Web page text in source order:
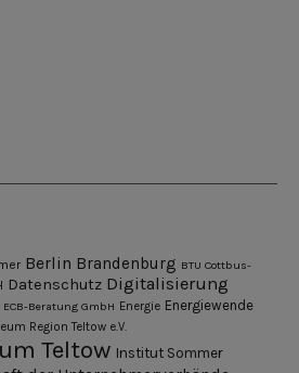
Berlin Brandenburg BTU Cottbus-
Datenschutz Digitalisierung
ECB-Beratung GmbH Energie Energiewende
Region Teltow e.V.
Teltow Institut Sommer